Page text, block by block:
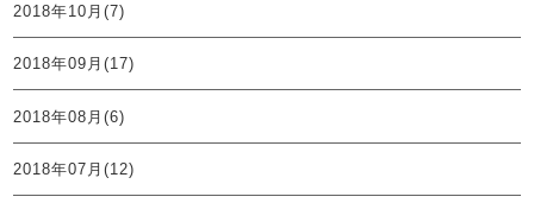
2018年10月(7)
2018年09月(17)
2018年08月(6)
2018年07月(12)